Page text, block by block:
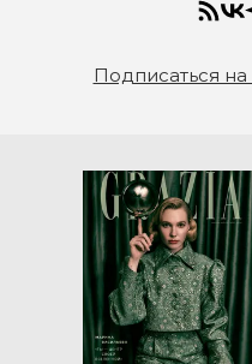
Подписаться на